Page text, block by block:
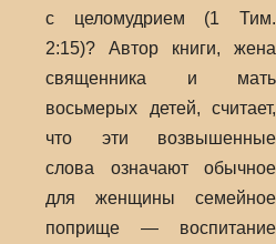
с целомудрием (1 Тим.
2:15)? Автор книги, жена
священника и мать
восьмерых детей, считает,
что эти возвышенные
слова означают обычное
для женщины семейное
поприще — воспитание